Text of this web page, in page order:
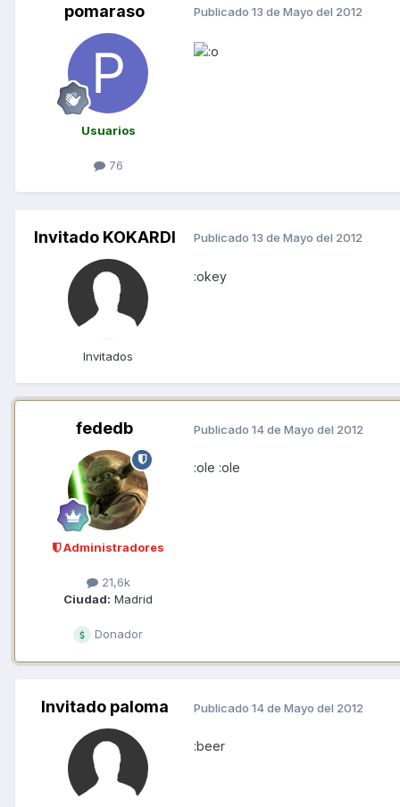
pomaraso
Usuarios
76
Publicado 13 de Mayo del 2012
Invitado KOKARDI
Invitados
Publicado 13 de Mayo del 2012
:okey
fededb
Administradores
21,6k
Ciudad: Madrid
Donador
Publicado 14 de Mayo del 2012
:ole :ole
Invitado paloma Publicado 14 de Mayo del 2012
:beer